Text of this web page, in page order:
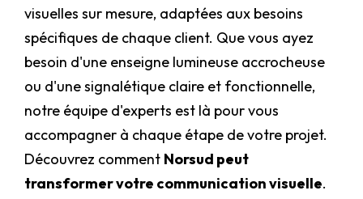
visuelles sur mesure, adaptées aux besoins
spécifiques de chaque client. Que vous ayez
besoin d'une enseigne lumineuse accrocheuse
ou d'une signalétique claire et fonctionnelle,
notre équipe d'experts est là pour vous
accompagner à chaque étape de votre projet.
Découvrez comment Norsud peut
transformer votre communication visuelle.